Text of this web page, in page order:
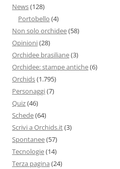
News(128)
Portobello (4)
Non solo orchidee(58)
Opinioni(28)
Orchidee brasiliane(3)
Orchidee: stampe antiche(6)
Orchids(1.795)
Personaggi(7)
Quiz(46)
Schede(64)
Scrivi a Orchids.it(3)
Spontanee(57)
Tecnologie(14)
Terza pagina (24)